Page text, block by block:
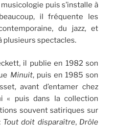
puis s’installe à
il fréquente les
du jazz, et
plusieurs spectacles.
il publie en 1982 son
Minuit, puis en 1985 son
avant d’entamer chez
« puis dans la collection
souvent satiriques sur
Tout doit disparaître, Drôle